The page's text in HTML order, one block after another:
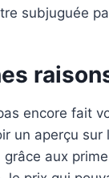
subjuguée
encore fait
un aperçu
grâce aux